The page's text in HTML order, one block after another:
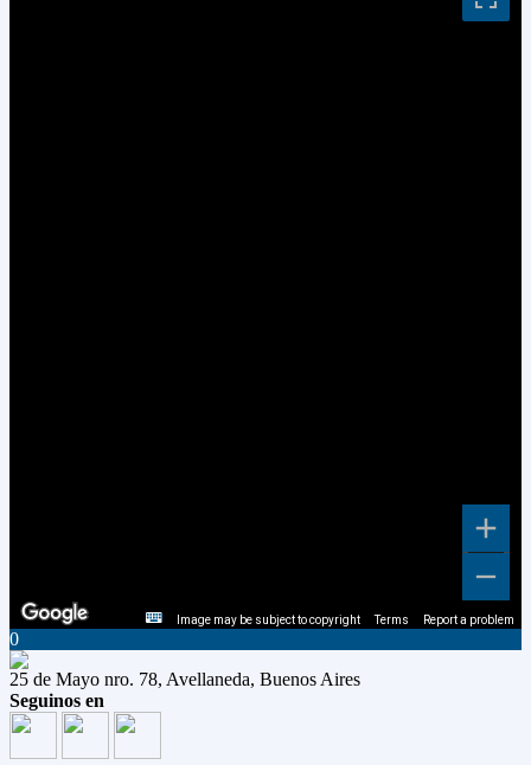
Image may be subject to copyright Terms Report a problem
0
25 de Mayo nro. 78, Avellaneda, Buenos Aires
Seguinos en